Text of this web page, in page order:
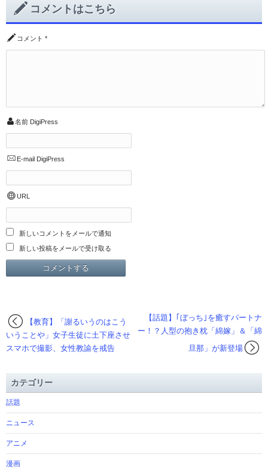
コメントはこちら
コメント *
名前 DigiPress
E-mail DigiPress
URL
新しいコメントをメールで通知
新しい投稿をメールで受け取る
【話題】｢ぼっち｣を癒すパートナ
ー！？人型の抱き枕「綿嫁」＆「綿
旦那」が新登場
【教育】「謝るいうのはこう
いうことや」女子生徒に土下座させ
スマホで撮影、女性教諭を戒告
カテゴリー
話題
ニュース
アニメ
漫画